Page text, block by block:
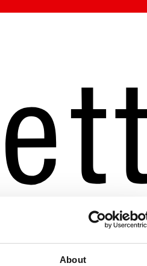
About